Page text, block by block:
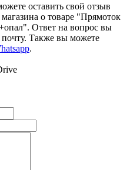
оставить свой отзыв
магазина о товаре "Прямоток
Ответ на вопрос вы
Также вы можете
.